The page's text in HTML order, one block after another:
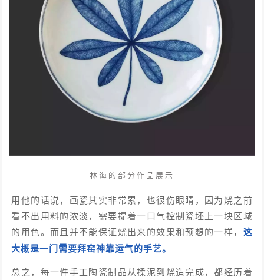
林海的部分作品展示
用他的话说，画瓷其实非常累，也很伤眼睛，因为烧之前
看不出用料的浓淡，需要提着一口气控制瓷坯上一块区域
的用色。而且并不能保证烧出来的效果和预想的一样， 这
大概是一门需要拜窑神靠运气的手艺。
总之，每一件手工陶瓷制品从揉泥到烧造完成，都经历着